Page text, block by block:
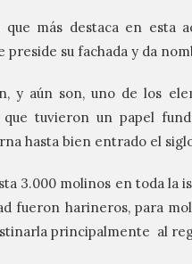
más destaca en esta
preside su fachada y da
y aún son, uno de los
tuvieron un papel
hasta bien entrado el
3.000 molinos en toda la
fueron harineros, para
principalmente al